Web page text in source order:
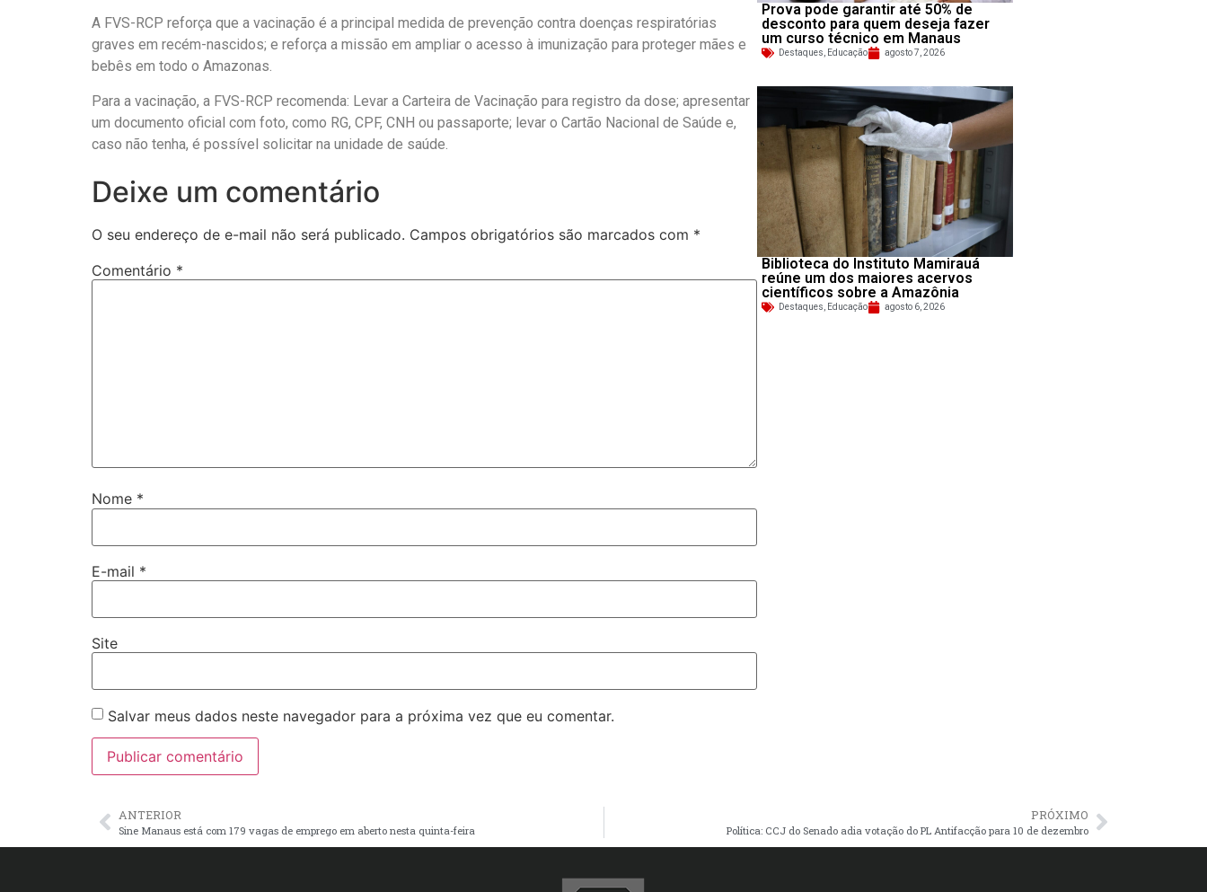
A FVS-RCP reforça que a vacinação é a principal medida de prevenção contra doenças respiratórias
graves em recém-nascidos; e reforça a missão em ampliar o acesso à imunização para proteger mães e
bebês em todo o Amazonas.
Para a vacinação, a FVS-RCP recomenda: Levar a Carteira de Vacinação para registro da dose; apresentar
um documento oficial com foto, como RG, CPF, CNH ou passaporte; levar o Cartão Nacional de Saúde e,
caso não tenha, é possível solicitar na unidade de saúde.
Deixe um comentário
O seu endereço de e-mail não será publicado. Campos obrigatórios são marcados com *
Comentário *
Nome *
E-mail *
Site
Salvar meus dados neste navegador para a próxima vez que eu comentar.
Prova pode garantir até 50% de
desconto para quem deseja fazer
um curso técnico em Manaus
Destaques, Educação agosto 7, 2026
Biblioteca do Instituto Mamirauá
reúne um dos maiores acervos
científicos sobre a Amazônia
Destaques Educação agosto 6, 2026
ANTERIOR
Sine Manaus está com 179 vagas de emprego em aberto nesta quinta-feira
PRÓXIMO
Política: CCJ do Senado adia votação do PL Antifacção para 10 de dezembro